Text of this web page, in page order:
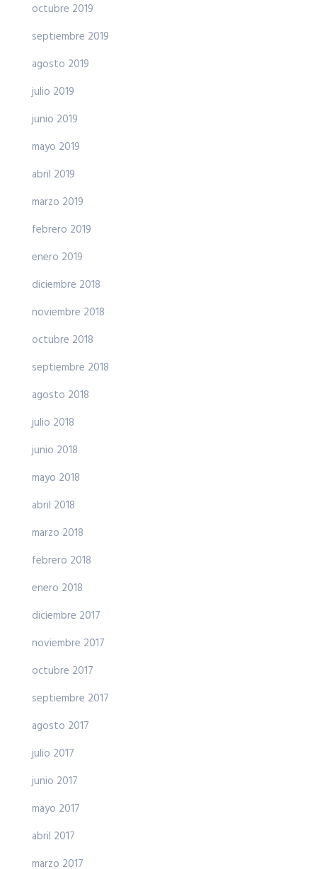
octubre 2019
septiembre 2019
agosto 2019
julio 2019
junio 2019
mayo 2019
abril 2019
marzo 2019
febrero 2019
enero 2019
diciembre 2018
noviembre 2018
octubre 2018
septiembre 2018
agosto 2018
julio 2018
junio 2018
mayo 2018
abril 2018
marzo 2018
febrero 2018
enero 2018
diciembre 2017
noviembre 2017
octubre 2017
septiembre 2017
agosto 2017
julio 2017
junio 2017
mayo 2017
abril 2017
marzo 2017